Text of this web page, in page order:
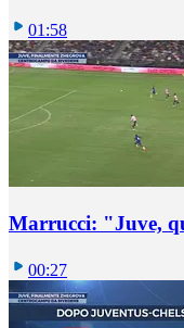
01:58
Marrucci: "Juve,
00:27